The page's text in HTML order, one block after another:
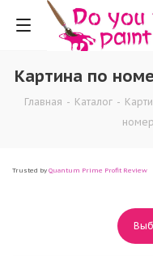
Картина по
Главная - Каталог -
Trusted by Quantum Prime Profit Review